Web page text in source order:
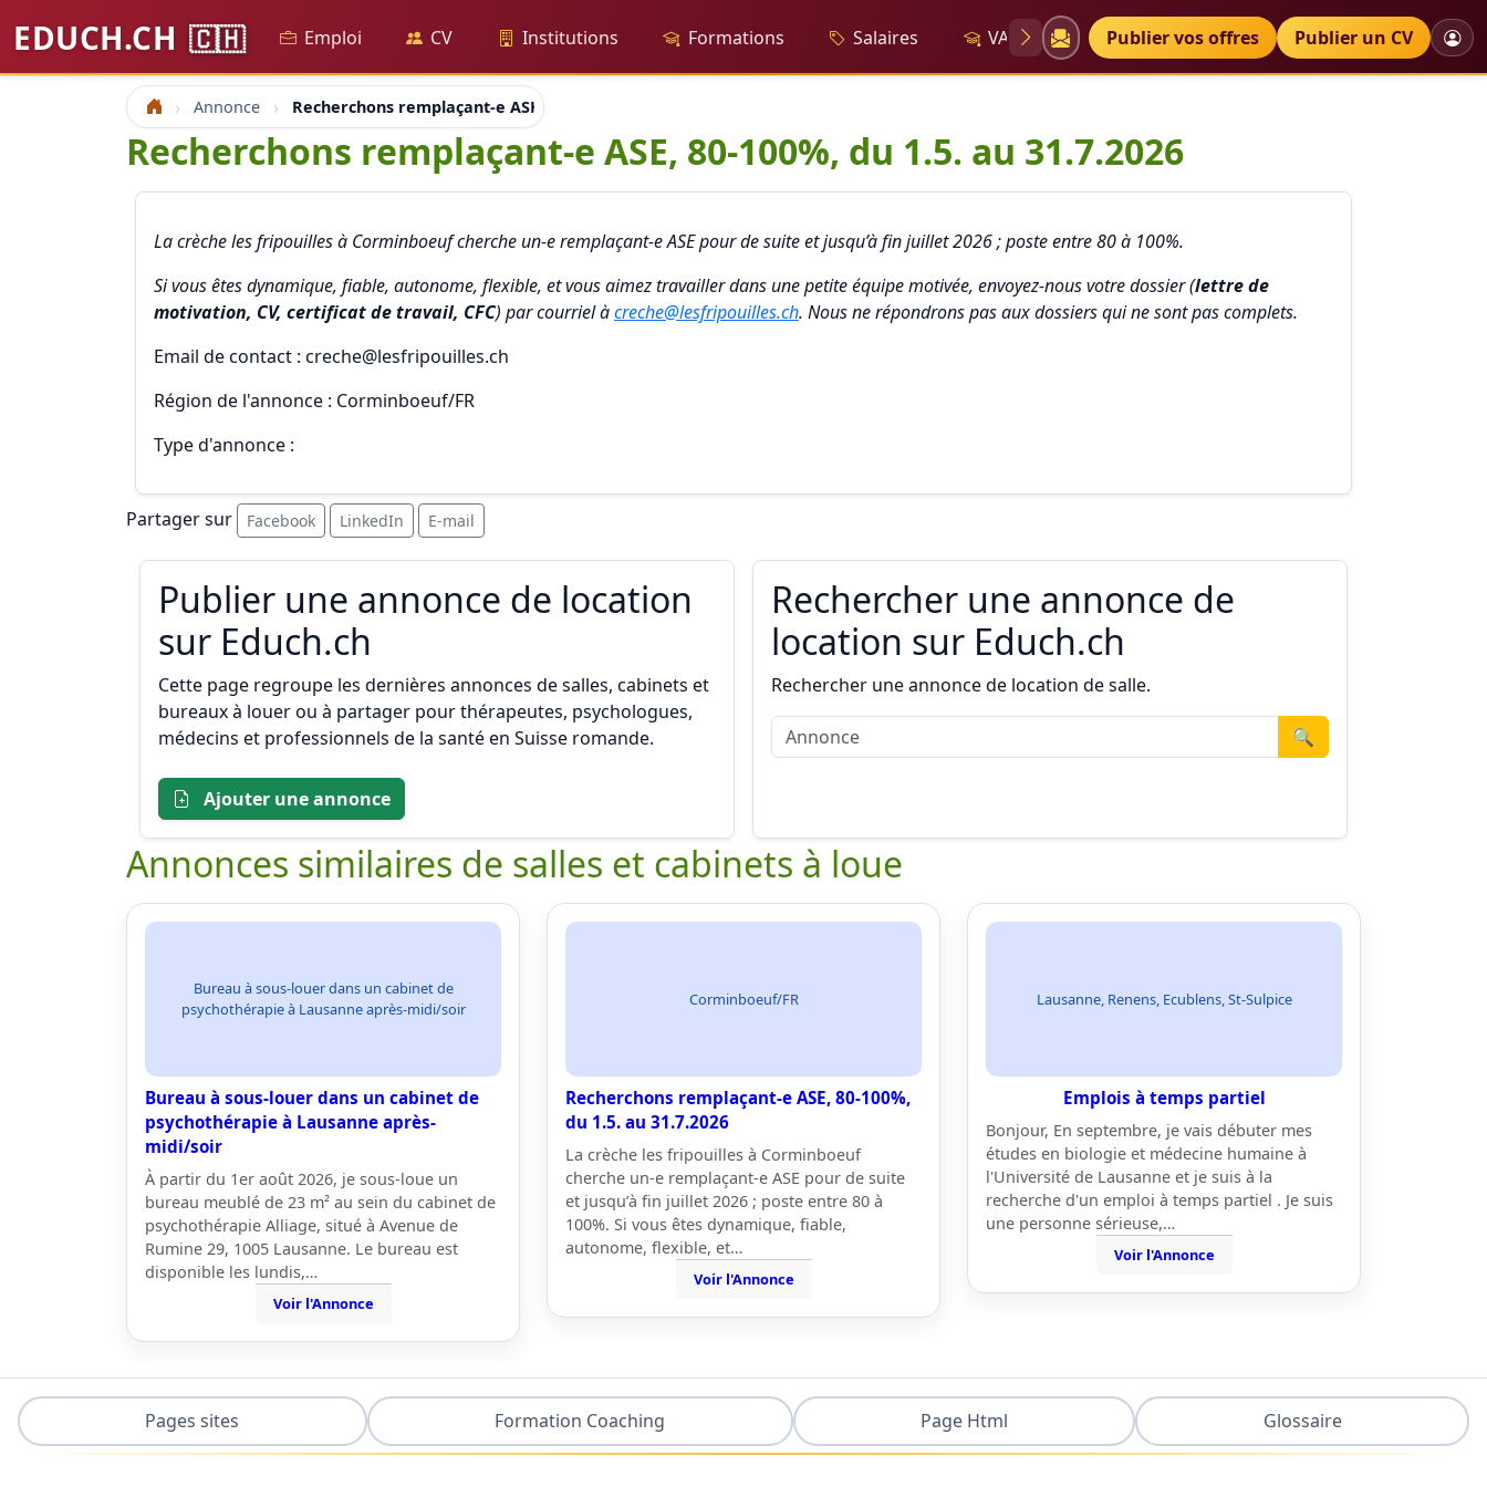
EDUCH.CH 🇨🇭 Emploi CV Institutions Formations Salaires VAE Diplômes Petites annonces
Publier vos offres Publier un CV
Accueil Annonce Recherchons remplaçant-e ASE, 80-100%, du 1.5. au 31.7.2026
Recherchons remplaçant-e ASE, 80-100%, du 1.5. au 31.7.2026
La crèche les fripouilles à Corminboeuf cherche un-e remplaçant-e ASE pour de suite et jusqu’à fin juillet 2026 ; poste entre 80 à 100%.
Si vous êtes dynamique, fiable, autonome, flexible, et vous aimez travailler dans une petite équipe motivée, envoyez-nous votre dossier (lettre de
motivation, CV, certificat de travail, CFC) par courriel àcreche@lesfripouilles.ch. Nous ne répondrons pas aux dossiers qui ne sont pas complets.
Email de contact : creche@lesfripouilles.ch
Région de l'annonce : Corminboeuf/FR
Type d'annonce :
Partager sur Facebook LinkedIn E-mail
Publier une annonce de location
sur Educh.ch
Cette page regroupe les dernières annonces de salles, cabinets et
bureaux à louer ou à partager pour thérapeutes, psychologues,
médecins et professionnels de la santé en Suisse romande.
Ajouter une annonce
Rechercher une annonce de
location sur Educh.ch
Rechercher une annonce de location de salle.
🔍
Annonces similaires de salles et cabinets à loue
Bureau à sous-louer dans un cabinet de
psychothérapie à Lausanne après-midi/soir
Bureau à sous-louer dans un cabinet de
psychothérapie à Lausanne après-
midi/soir
À partir du 1er août 2026, je sous-loue un
bureau meublé de 23 m² au sein du cabinet de
psychothérapie Alliage, situé à Avenue de
Rumine 29, 1005 Lausanne. Le bureau est
disponible les lundis,…
Voir l'Annonce
Corminboeuf/FR
Recherchons remplaçant-e ASE, 80-100%,
du 1.5. au 31.7.2026
La crèche les fripouilles à Corminboeuf
cherche un-e remplaçant-e ASE pour de suite
et jusqu’à fin juillet 2026 ; poste entre 80 à
100%. Si vous êtes dynamique, fiable,
autonome, flexible, et…
Voir l'Annonce
Lausanne, Renens, Ecublens, St-Sulpice
Emplois à temps partiel
Bonjour, En septembre, je vais débuter mes
études en biologie et médecine humaine à
l'Université de Lausanne et je suis à la
recherche d'un emploi à temps partiel . Je suis
une personne sérieuse,…
Voir l'Annonce
Pages sites Formation Coaching Page Html Glossaire